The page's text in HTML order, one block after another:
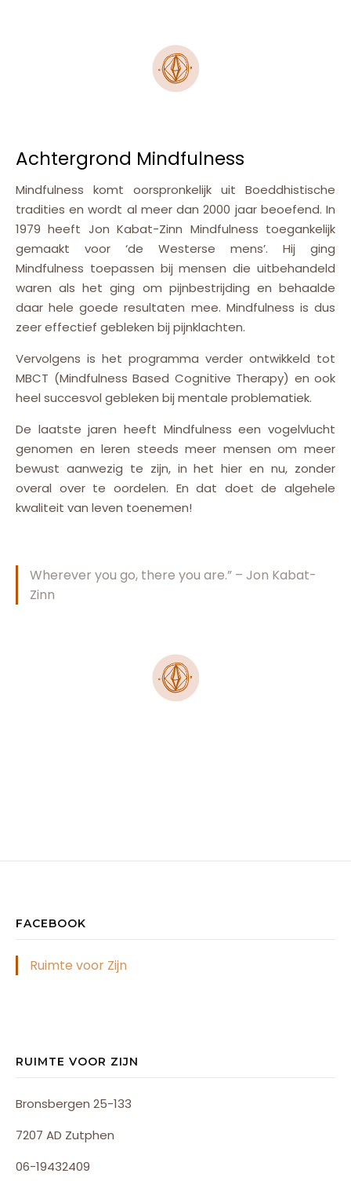
Achtergrond Mindfulness
Mindfulness komt oorspronkelijk uit Boeddhistische
tradities en wordt al meer dan 2000 jaar beoefend. In
1979 heeft Jon Kabat-Zinn Mindfulness toegankelijk
gemaakt voor ‘de Westerse mens’. Hij ging
Mindfulness toepassen bij mensen die uitbehandeld
waren als het ging om pijnbestrijding en behaalde
daar hele goede resultaten mee. Mindfulness is dus
zeer effectief gebleken bij pijnklachten.
Vervolgens is het programma verder ontwikkeld tot
MBCT (Mindfulness Based Cognitive Therapy) en ook
heel succesvol gebleken bij mentale problematiek.
De laatste jaren heeft Mindfulness een vogelvlucht
genomen en leren steeds meer mensen om meer
bewust aanwezig te zijn, in het hier en nu, zonder
overal over te oordelen. En dat doet de algehele
kwaliteit van leven toenemen!
Wherever you go, there you are.” – Jon Kabat-
Zinn
FACEBOOK
Ruimte voor Zijn
RUIMTE VOOR ZIJN
Bronsbergen 25-133
7207 AD Zutphen
06-19432409